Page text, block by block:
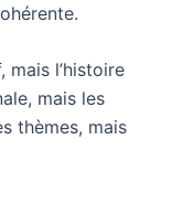
mais l’histoire
mais les
thèmes, mais